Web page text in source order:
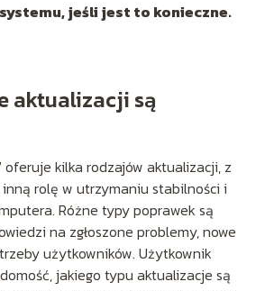
jeśli jest to konieczne.
aktualizacji są
oferuje kilka rodzajów aktualizacji, z
inną rolę w utrzymaniu stabilności i
Różne typy poprawek są
na zgłoszone problemy, nowe
użytkowników. Użytkownik
jakiego typu aktualizacje są